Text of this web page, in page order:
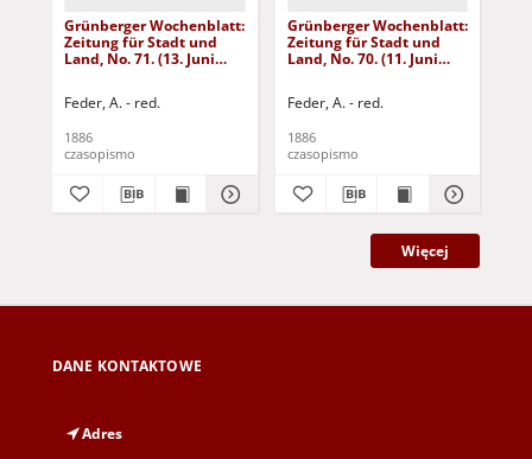
Grünberger Wochenblatt:
Zeitung für Stadt und
Land, No. 71. (13. Juni
Feder, A. - red.
1886
czasopismo
Grünberger Wochenblatt:
Zeitung für Stadt und
Land, No. 70. (11. Juni
Feder, A. - red.
1886
czasopismo
Więcej
DANE KONTAKTOWE
Adres